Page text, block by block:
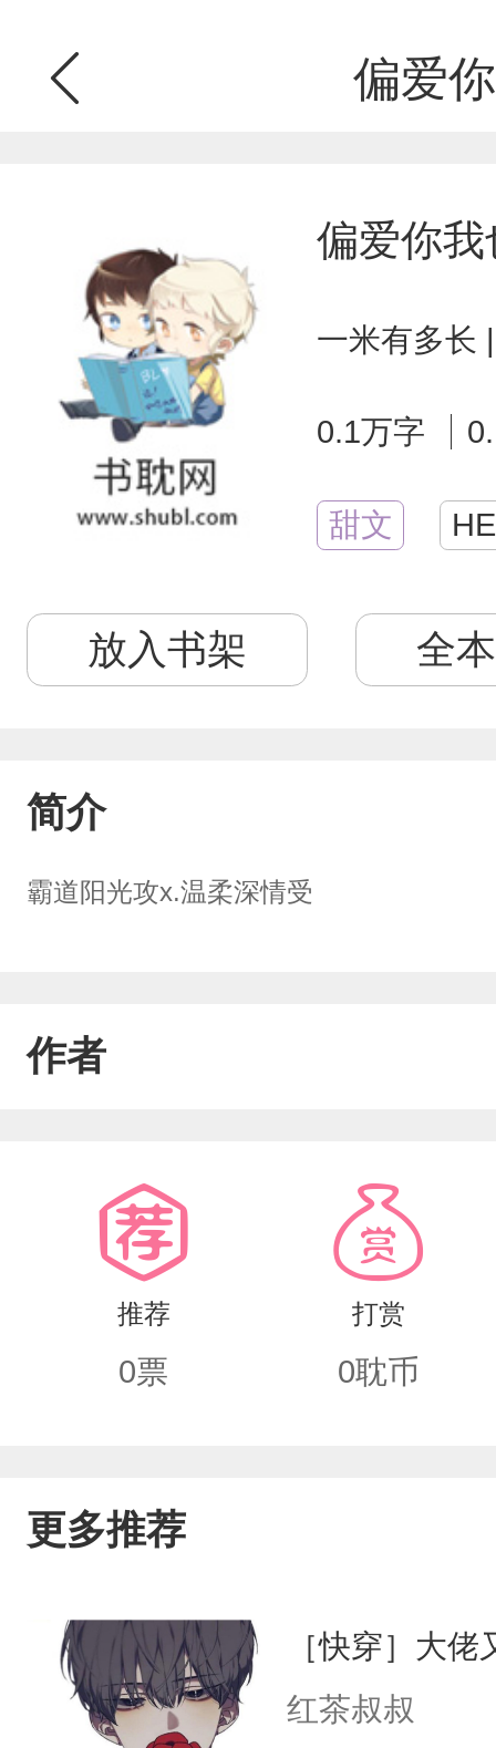
偏爱
偏爱你我
一米有多长
0.1万字
甜文 HE
放入书架 全
简介
霸道阳光攻x.温柔深情受
作者
推荐
0票
打赏
0耽币
更多推荐
［快穿］大
红茶叔叔